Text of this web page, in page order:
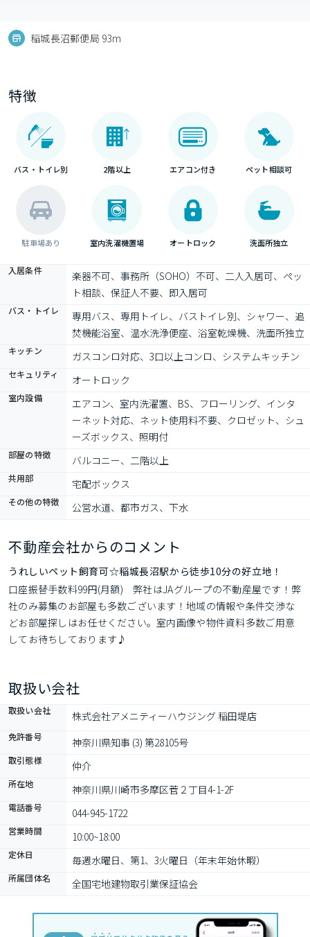
稲城長沼郵便局 93m
特徴
バス・トイレ別 2階以上 エアコン付き ペット相談可
駐車場あり 室内洗濯機置場 オートロック 洗面所独立
入居条件
楽器不可、事務所（SOHO）不可、二人入居可、ペッ
ト相談、保証人不要、即入居可
バス・トイレ
専用バス、専用トイレ、バストイレ別、シャワー、追
焚機能浴室、温水洗浄便座、浴室乾燥機、洗面所独立
キッチン ガスコンロ対応、3口以上コンロ、システムキッチン
セキュリティ オートロック
室内設備
エアコン、室内洗濯置、BS、フローリング、インタ
ーネット対応、ネット使用料不要、クロゼット、シュ
ーズボックス、照明付
部屋の特徴 バルコニー、二階以上
共用部 宅配ボックス
その他の特徴 公営水道、都市ガス、下水
不動産会社からのコメント
うれしいペット飼育可☆稲城長沼駅から徒歩10分の好立地！
口座振替手数料99円(月額)　弊社はJAグループの不動産屋です！弊
社のみ募集のお部屋も多数ございます！地域の情報や条件交渉な
どお部屋探しはお任せください。室内画像や物件資料多数ご用意
してお待ちしております♪
取扱い会社
取扱い会社 株式会社アメニティーハウジング 稲田堤店
免許番号 神奈川県知事 (3) 第28105号
取引態様 仲介
所在地 神奈川県川崎市多摩区菅２丁目4-1-2F
電話番号 044-945-1722
営業時間 10:00~18:00
定休日 毎週水曜日、第1、3火曜日（年末年始休暇）
所属団体名 全国宅地建物取引業保証協会